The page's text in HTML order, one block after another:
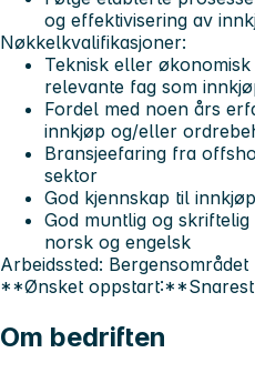
og effektivisering av
Nøkkelkvalifikasjoner:
Teknisk eller
relevante fag som
Fordel med noen års
innkjøp og/eller
Bransjeefaring fra
sektor
God kjennskap til
God muntlig og
norsk og engelsk
Arbeidssted: Bergensområdet
**Ønsket oppstart:**Snarest
Om bedriften